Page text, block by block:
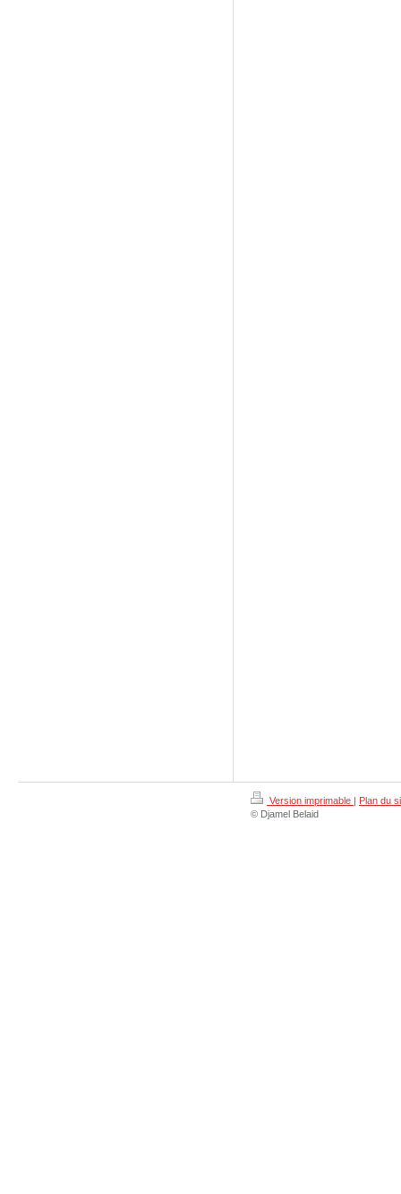
Version imprimable | Plan du
© Djamel Belaid